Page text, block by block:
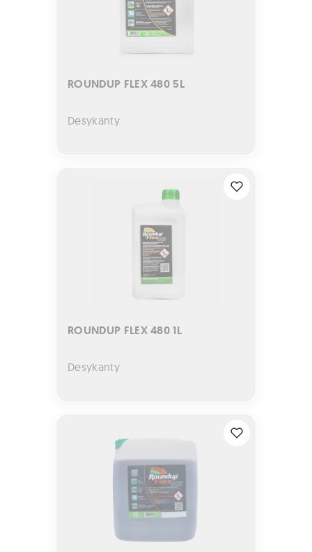
ROUNDUP FLEX 480 5L
Desykanty
ROUNDUP FLEX 480 1L
Desykanty